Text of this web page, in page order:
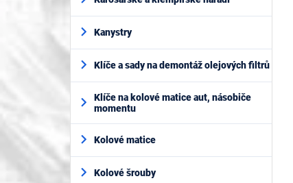
Kanystry
Klíče a sady na demontáž olejových filtrů
Klíče na kolové matice aut, násobiče
momentu
Kolové matice
Kolové šrouby